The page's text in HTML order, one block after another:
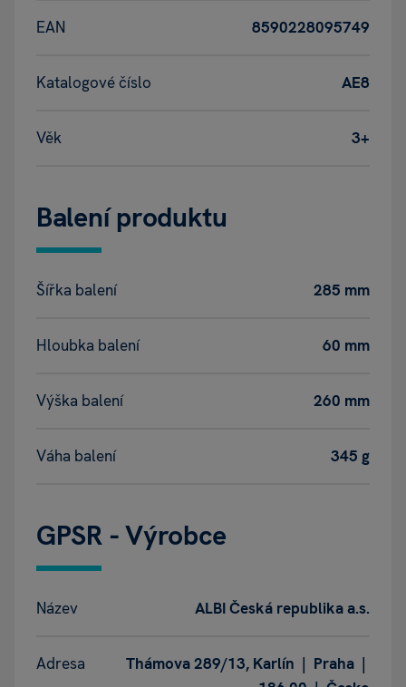
EAN 8590228095749
Katalogové číslo AE8
Věk 3+
Balení produktu
Šířka balení 285 mm
Hloubka balení 60 mm
Výška balení 260 mm
Váha balení 345 g
GPSR - Výrobce
Název ALBI Česká republika a.s.
Adresa
Thámova 289/13, Karlín | Praha |